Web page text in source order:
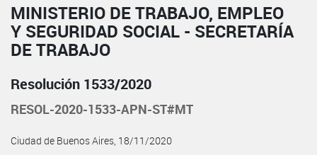
MINISTERIO DE TRABAJO, EMPLEO
Y SEGURIDAD SOCIAL - SECRETARÍA
DE TRABAJO
Resolución 1533/2020
RESOL-2020-1533-APN-ST#MT
Ciudad de Buenos Aires, 18/11/2020